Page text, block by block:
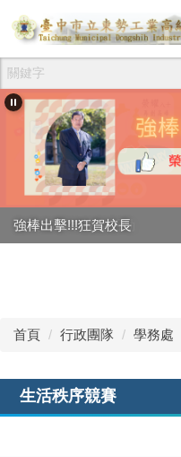
跳
到
要
內
容
創校80週年校慶活動
強棒出擊!!!狂賀校長
首頁 行政團隊 學務處
生活秩序競賽